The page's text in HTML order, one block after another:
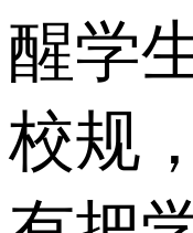
醒学
校规